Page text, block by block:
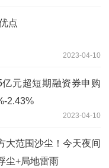
点
2023-04-10
亿元超短期融资券申购
2.43%
2023-04-10
大范围沙尘！今天夜间
尘+局地雷雨